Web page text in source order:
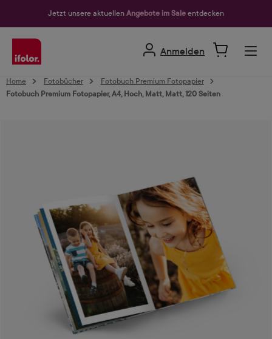
Jetzt unsere aktuellen Angebote im Sale entdecken
Anmelden
Home Fotobücher
Fotobuch Premium Fotopapier
Fotobuch Premium Fotopapier, A4, Hoch, Matt, Matt, 120 Seiten